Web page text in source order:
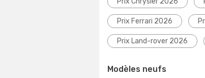
Prix Ferrari 2026
Prix Land-rover 2026
Modèles neufs